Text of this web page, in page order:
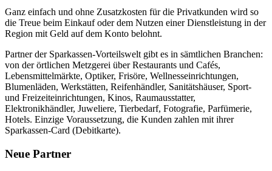
Ganz einfach und ohne Zusatzkosten für die Privatkunden wird so
die Treue beim Einkauf oder dem Nutzen einer Dienstleistung in der
Region mit Geld auf dem Konto belohnt.
Partner der Sparkassen-Vorteilswelt gibt es in sämtlichen Branchen:
von der örtlichen Metzgerei über Restaurants und Cafés,
Lebensmittelmärkte, Optiker, Frisöre, Wellnesseinrichtungen,
Blumenläden, Werkstätten, Reifenhändler, Sanitätshäuser, Sport-
und Freizeiteinrichtungen, Kinos, Raumausstatter,
Elektronikhändler, Juweliere, Tierbedarf, Fotografie, Parfümerie,
Hotels. Einzige Voraussetzung, die Kunden zahlen mit ihrer
Sparkassen-Card (Debitkarte).
Neue Partner